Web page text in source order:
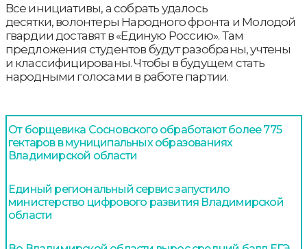
Все инициативы, а собрать удалось
десятки, волонтеры Народного фронта и Молодой
гвардии доставят в «Единую Россию». Там
предложения студентов будут разобраны, учтены
и классифицированы. Чтобы в будущем стать
народными голосами в работе партии.
От борщевика Сосновского обработают более 775
гектаров в муниципальных образованиях
Владимирской области
Единый региональный сервис запустило
министерство цифрового развития Владимирской
области